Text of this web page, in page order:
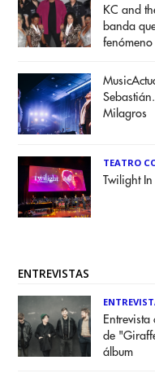
KC and
banda
Milagros
TEATRO
Twilight
ENTREVISTAS
de
álbum